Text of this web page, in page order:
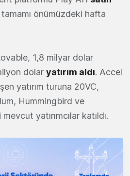
önümüzdeki hafta
1,8 milyar dolar
dolar yatırım aldı. Accel
yatırım turuna 20VC,
Hummingbird ve
yatırımcılar katıldı.